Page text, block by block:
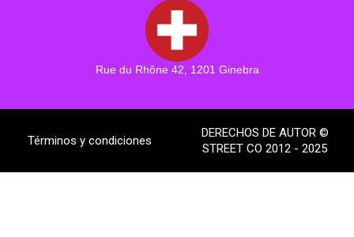
Rue du Rhône 42, 1201 Ginebra
Términos y condiciones
DERECHOS DE AUTOR ©
STREET CO 2012 - 2025